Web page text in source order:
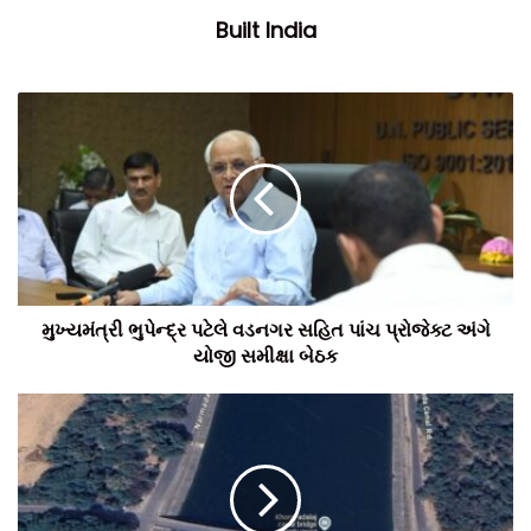
Built India
મુખ્યમંત્રી ભુપેન્દ્ર પટેલે વડનગર સહિત પાંચ પ્રોજેક્ટ અંગે
યોજી સમીક્ષા બેઠક